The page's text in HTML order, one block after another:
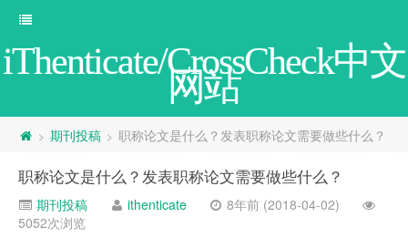
iThenticate/CrossCheck中文
网站
> 期刊投稿 > 职称论文是什么？发表职称论文需要做些什么？
职称论文是什么？发表职称论文需要做些什么？
期刊投稿 ithenticate
8年前 (2018-04-02)
5052次浏览